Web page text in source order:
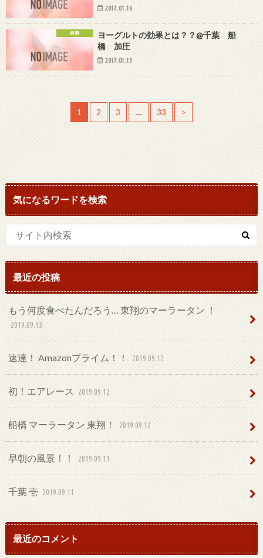
2017.01.16
健康
ヨーグルトの効果とは？？@千葉 船
橋 加圧
2017.01.13
1 2 3 … 33 >
気になるワードを検索
最近の投稿
もう何度食べたんだろう… 東翔のマーラータン ！
2019.09.13
速達！ Amazonプライム！！ 2019.09.12
初！エアレース 2019.09.12
船橋 マーラータン 東翔！ 2019.09.12
早朝の風景！！ 2019.09.11
千葉 壱 2019.09.11
最近のコメント